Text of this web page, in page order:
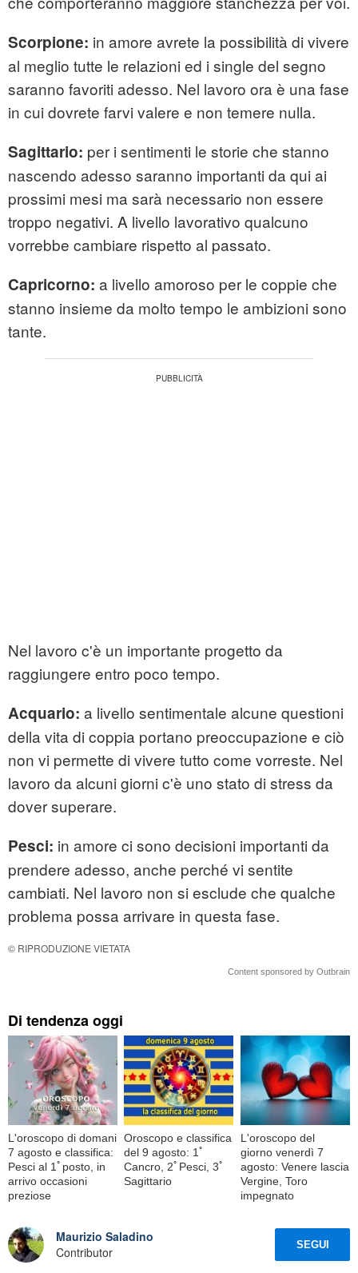
Scorpione: in amore avrete la possibilità di vivere
al meglio tutte le relazioni ed i single del segno
saranno favoriti adesso. Nel lavoro ora è una fase
in cui dovrete farvi valere e non temere nulla.
Sagittario: per i sentimenti le storie che stanno
nascendo adesso saranno importanti da qui ai
prossimi mesi ma sarà necessario non essere
troppo negativi. A livello lavorativo qualcuno
vorrebbe cambiare rispetto al passato.
Capricorno: a livello amoroso per le coppie che
stanno insieme da molto tempo le ambizioni sono
tante.
Nel lavoro c'è un importante progetto da
raggiungere entro poco tempo.
Acquario: a livello sentimentale alcune questioni
della vita di coppia portano preoccupazione e ciò
non vi permette di vivere tutto come vorreste. Nel
lavoro da alcuni giorni c'è uno stato di stress da
dover superare.
Pesci: in amore ci sono decisioni importanti da
prendere adesso, anche perché vi sentite
cambiati. Nel lavoro non si esclude che qualche
problema possa arrivare in questa fase.
© RIPRODUZIONE VIETATA
Content sponsored by Outbrain
Di tendenza oggi
L'oroscopo di domani
7 agosto e classifica:
Pesci al 1ﾟposto, in
arrivo occasioni
preziose
Oroscopo e classifica
del 9 agosto: 1ﾟ
Cancro, 2ﾟPesci, 3ﾟ
Sagittario
L'oroscopo del
giorno venerdì 7
agosto: Venere lascia
Vergine, Toro
impegnato
Maurizio Saladino
Contributor
SEGUI